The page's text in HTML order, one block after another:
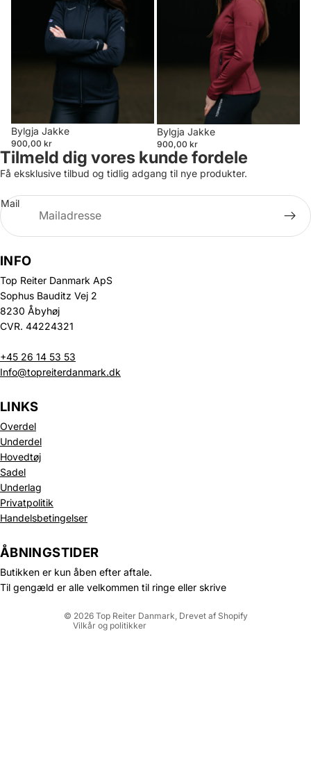
Bylgja Jakke
900,00 kr
Bylgja Jakke
900,00 kr
Tilmeld dig vores kunde fordele
Få eksklusive tilbud og tidlig adgang til nye produkter.
Mail
INFO
Top Reiter Danmark ApS
Sophus Bauditz Vej 2
8230 Åbyhøj
CVR. 44224321
+45 26 14 53 53
Info@topreiterdanmark.dk
LINKS
Overdel
Underdel
Hovedtøj
Sadel
Underlag
Privatpolitik
Handelsbetingelser
ÅBNINGSTIDER
Butikken er kun åben efter aftale.
Til gengæld er alle velkommen til ringe eller skrive
© 2026 Top Reiter Danmark , Drevet af Shopify
Vilkår og politikker
Politik om beskyttelse af persondata
Refusionspolitik
Leveringspolitik
Kontaktinformation